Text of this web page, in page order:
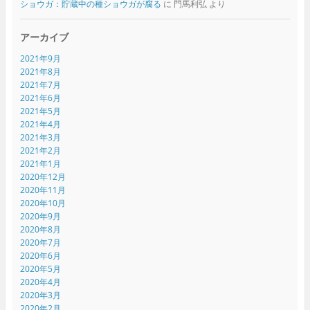
ショウガ：貯蔵中の種ショウガが腐る に 門馬利弘 より
アーカイブ
2021年9月
2021年8月
2021年7月
2021年6月
2021年5月
2021年4月
2021年3月
2021年2月
2021年1月
2020年12月
2020年11月
2020年10月
2020年9月
2020年8月
2020年7月
2020年6月
2020年5月
2020年4月
2020年3月